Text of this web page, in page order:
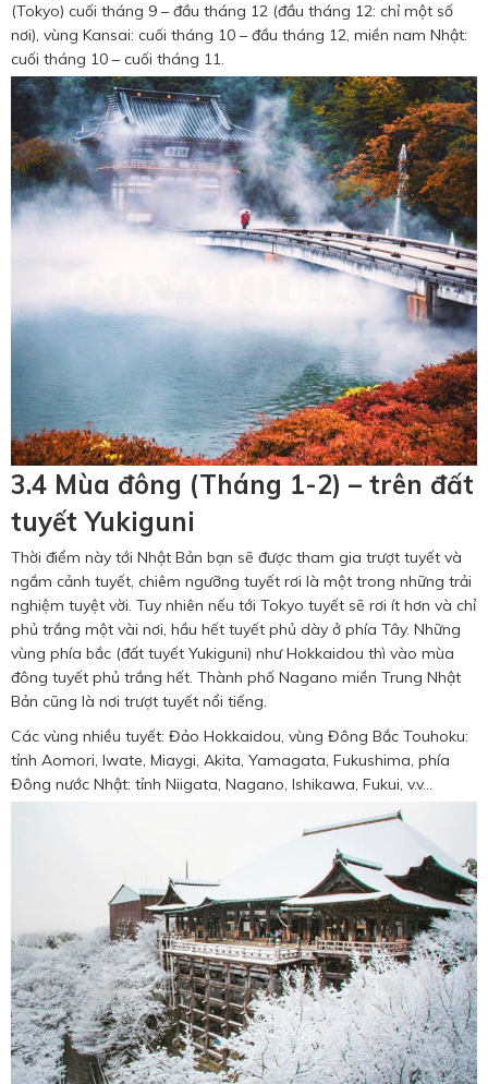
(Tokyo) cuối tháng 9 – đầu tháng 12 (đầu tháng 12: chỉ một số
nơi), vùng Kansai: cuối tháng 10 – đầu tháng 12, miền nam Nhật:
cuối tháng 10 – cuối tháng 11.
3.4 Mùa đông (Tháng 1-2) – trên đất
tuyết Yukiguni
Thời điểm này tới Nhật Bản bạn sẽ được tham gia trượt tuyết và
ngắm cảnh tuyết, chiêm ngưỡng tuyết rơi là một trong những trải
nghiệm tuyệt vời. Tuy nhiên nếu tới Tokyo tuyết sẽ rơi ít hơn và chỉ
phủ trắng một vài nơi, hầu hết tuyết phủ dày ở phía Tây. Những
vùng phía bắc (đất tuyết Yukiguni) như Hokkaidou thì vào mùa
đông tuyết phủ trắng hết. Thành phố Nagano miền Trung Nhật
Bản cũng là nơi trượt tuyết nổi tiếng.
Các vùng nhiều tuyết: Đảo Hokkaidou, vùng Đông Bắc Touhoku:
tỉnh Aomori, Iwate, Miaygi, Akita, Yamagata, Fukushima, phía
Đông nước Nhật: tỉnh Niigata, Nagano, Ishikawa, Fukui, v.v…